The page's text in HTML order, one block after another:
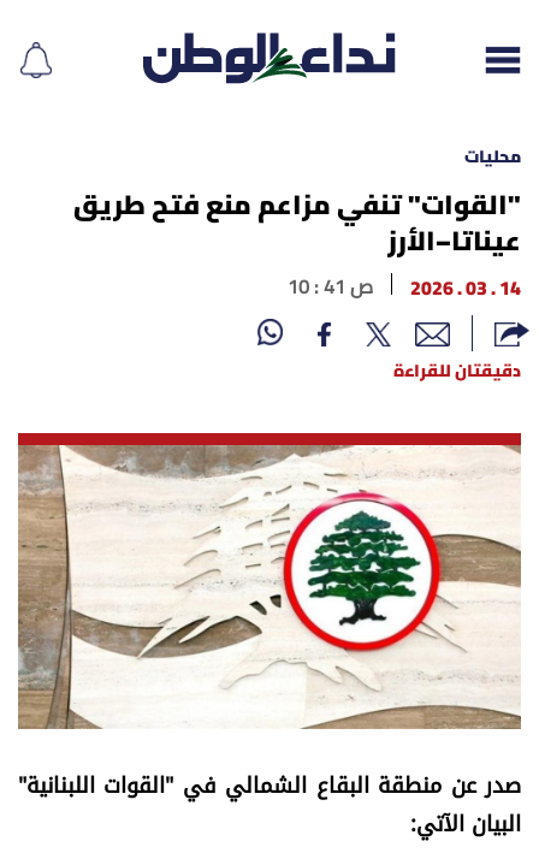
إقرأ الجريدة
لبنان
الغلاف
نداء اليوم
محليات
أسرار
متفرقات
نداء القرّاء
كتّابنا
محليات
"القوات" تنفي مزاعم منع فتح طريق
عيناتا–الأرز
14 . 03 . 2026 10 : 41 ص
دقيقتان للقراءة
صدر عن منطقة البقاع الشمالي في "القوات اللبنانية"
البيان الآتي: